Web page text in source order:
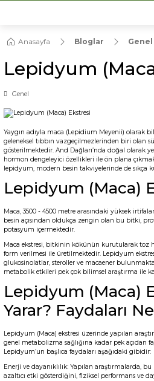
16:00’DAN ÖNCEKİ
Anasayfa Bloglar Genel
Lepidyum
Genel
Yaygın adıyla maca (Lepidium Meyenii) olarak
geleneksel tıbbın vazgeçilmezlerinden biri olan
gösterilmektedir. And Dağları’nda doğal olarak
hormon dengeleyici özellikleri ile ön plana
lepidyum, modern besin takviyelerinde de sıkça
Lepidyum (Maca)
Maca, 3500 - 4500 metre arasındaki yüksek
besin açısından oldukça zengin olan bu bitki,
potasyum içermektedir.
Maca ekstresi, bitkinin kökünün kurutularak toz
form verilmesi ile üretilmektedir. Lepidyum
glukosinolatlar, steroller ve macaener
metabolik etkileri pek çok bilimsel araştırma ile
Lepidyum (Maca)
Yarar? Faydaları
Lepidyum (Maca) ekstresi üzerinde yapılan
genel metabolizma sağlığına kadar pek açıdan
Lepidyum’un başlıca faydaları aşağıdaki gibidir:
Enerji ve dayanıklılık: Yapılan araştırmalarda,
azaltıcı etki gösterdiğini, fiziksel performans ve